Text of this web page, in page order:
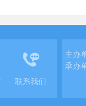
联系我们
主办
承办